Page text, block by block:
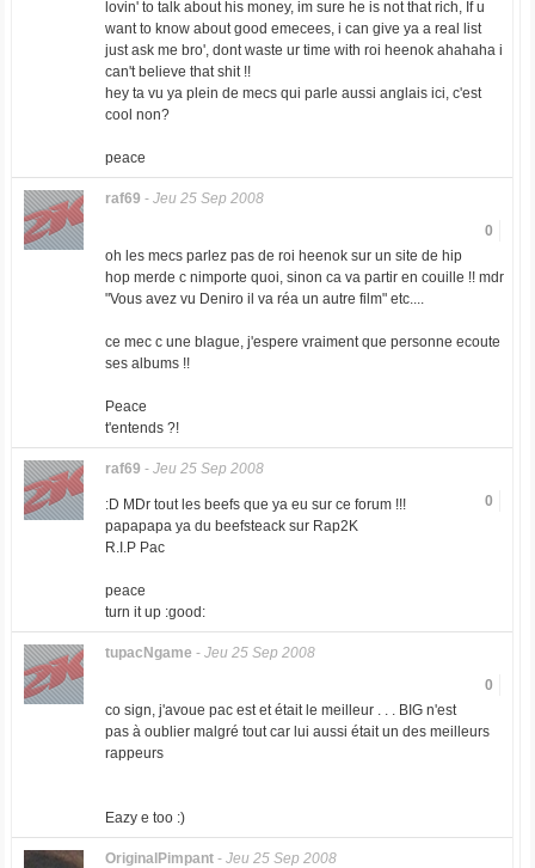
lovin' to talk about his money, im sure he is not that rich, If u
want to know about good emecees, i can give ya a real list
just ask me bro', dont waste ur time with roi heenok ahahaha i
can't believe that shit !!
hey ta vu ya plein de mecs qui parle aussi anglais ici, c'est
cool non?
peace
raf69 - Jeu 25 Sep 2008
0
oh les mecs parlez pas de roi heenok sur un site de hip
hop merde c nimporte quoi, sinon ca va partir en couille !! mdr
"Vous avez vu Deniro il va réa un autre film" etc....
ce mec c une blague, j'espere vraiment que personne ecoute
ses albums !!
Peace
t'entends ?!
raf69 - Jeu 25 Sep 2008
0
:D MDr tout les beefs que ya eu sur ce forum !!!
papapapa ya du beefsteack sur Rap2K
R.I.P Pac
peace
turn it up :good:
tupacNgame - Jeu 25 Sep 2008
0
co sign, j'avoue pac est et était le meilleur . . . BIG n'est
pas à oublier malgré tout car lui aussi était un des meilleurs
rappeurs
Eazy e too :)
OriginalPimpant- Jeu 25 Sep 2008